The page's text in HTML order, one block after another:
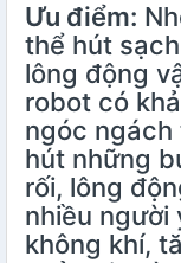
Ưu điểm:
thể hút
lông động
robot có
ngóc ngách
hút những
rối, lông
nhiều người
không khí,